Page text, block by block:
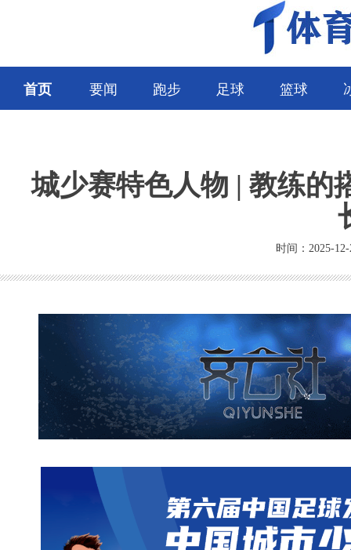
首页 要闻 跑步 足球 篮球
城少赛特色人物 | 教练的
时间：2025-12-